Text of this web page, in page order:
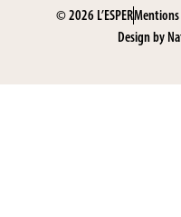
© 2026 L’ESPERMentions
Design by